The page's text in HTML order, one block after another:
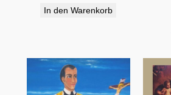
In den Warenkorb